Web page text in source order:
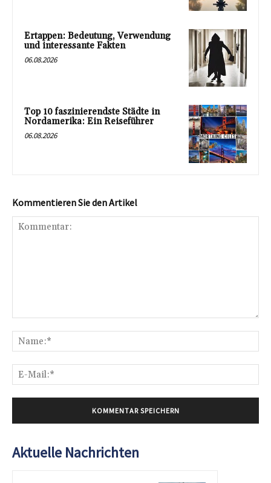
Ertappen: Bedeutung, Verwendung
und interessante Fakten
06.08.2026
Top 10 faszinierendste Städte in
Nordamerika: Ein Reiseführer
06.08.2026
Kommentieren Sie den Artikel
Aktuelle Nachrichten